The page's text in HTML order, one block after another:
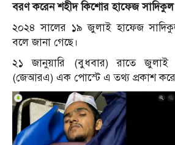
বরণ করেন শহীদ কিশোর হাফেজ
২০২৪ সালের ১৯ জুলাই হাফেজ
বলে জানা গেছে।
২১ জানুয়ারি (বুধবার) রাতে জুলাই
(জেআরএ) এক পোস্টে এ তথ্য প্রকাশ